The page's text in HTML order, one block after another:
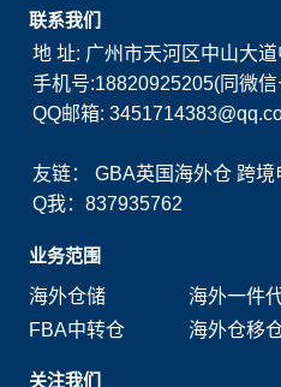
联系我们
地 址: 广州市天河区中山大
手机号:18820925205(同微信
QQ邮箱:
友链：GBA英国海外仓 跨境
Q我：837935762
业务范围
海外仓储
海外一件
FBA中转仓
海外仓移
关注我们